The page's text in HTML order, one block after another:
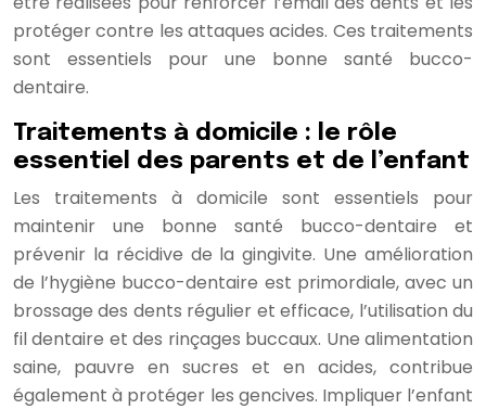
protéger contre les attaques acides. Ces traitements
sont essentiels pour une bonne santé bucco-
dentaire.
Traitements à domicile : le rôle
essentiel des parents et de l’enfant
Les traitements à domicile sont essentiels pour
maintenir une bonne santé bucco-dentaire et
prévenir la récidive de la gingivite. Une amélioration
de l’hygiène bucco-dentaire est primordiale, avec un
brossage des dents régulier et efficace, l’utilisation du
fil dentaire et des rinçages buccaux. Une alimentation
saine, pauvre en sucres et en acides, contribue
également à protéger les gencives. Impliquer l’enfant